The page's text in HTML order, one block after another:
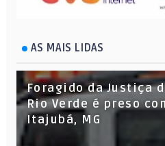
AS MAIS LIDAS
Foragido da Justiça
Rio Verde é preso
Itajubá, MG